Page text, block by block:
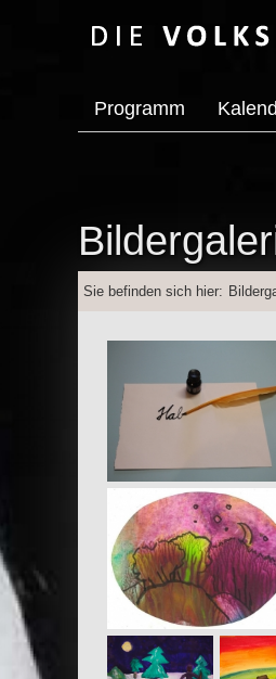
Programm
Sie befinden sich hier: